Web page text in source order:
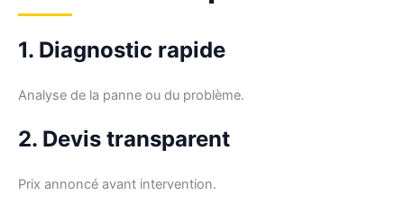
1. Diagnostic rapide
Analyse de la panne ou du problème.
2. Devis transparent
Prix annoncé avant intervention.